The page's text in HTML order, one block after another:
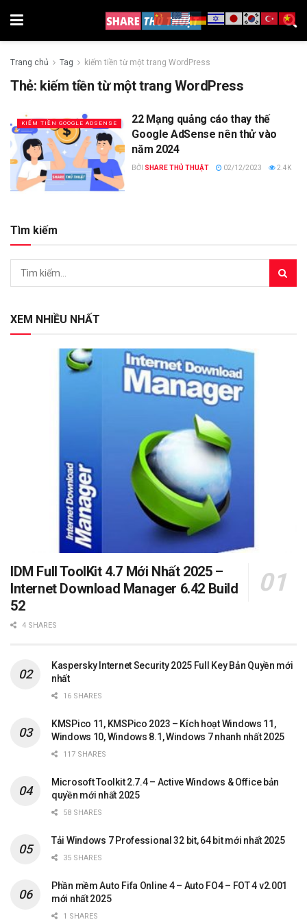
Trang chủ Tag kiếm tiền từ một trang WordPress
Thẻ: kiếm tiền từ một trang WordPress
KIẾM TIỀN GOOGLE ADSENSE
22 Mạng quảng cáo thay thế
Google AdSense nên thử vào
năm 2024
BỞI SHARE THỦ THUẬT 02/12/2023 2.4K
Tìm kiếm
XEM NHIỀU NHẤT
IDM Full ToolKit 4.7 Mới Nhất 2025 –
Internet Download Manager 6.42 Build
52
4 SHARES
Kaspersky Internet Security 2025 Full Key Bản Quyền mới
nhất
16 SHARES
KMSPico 11, KMSPico 2023 – Kích hoạt Windows 11,
Windows 10, Windows 8.1, Windows 7 nhanh nhất 2025
117 SHARES
Microsoft Toolkit 2.7.4 – Active Windows & Office bản
quyền mới nhất 2025
58 SHARES
Tải Windows 7 Professional 32 bit, 64 bit mới nhất 2025
35 SHARES
Phần mềm Auto Fifa Online 4 – Auto FO4 – FOT 4 v2.001
mới nhất 2025
1 SHARES